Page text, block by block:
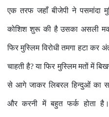
एक तरफ जहाँ बीजेपी ने पसमांदा
कोशिश शुरू की है उसका असली
फिर मुस्लिम विरोधी तमगा हटा कर
चाहती है? या फिर मुस्लिम मतों में
से आगे जाकर लिबरल हिन्दुओं का
और करनी में बहुत फर्क होता है।